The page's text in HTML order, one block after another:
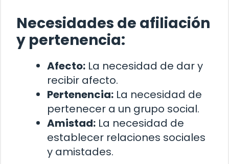
Necesidades de afiliación
y pertenencia:
Afecto: La necesidad de dar y
recibir afecto.
Pertenencia: La necesidad de
pertenecer a un grupo social.
Amistad: La necesidad de
establecer relaciones sociales
y amistades.